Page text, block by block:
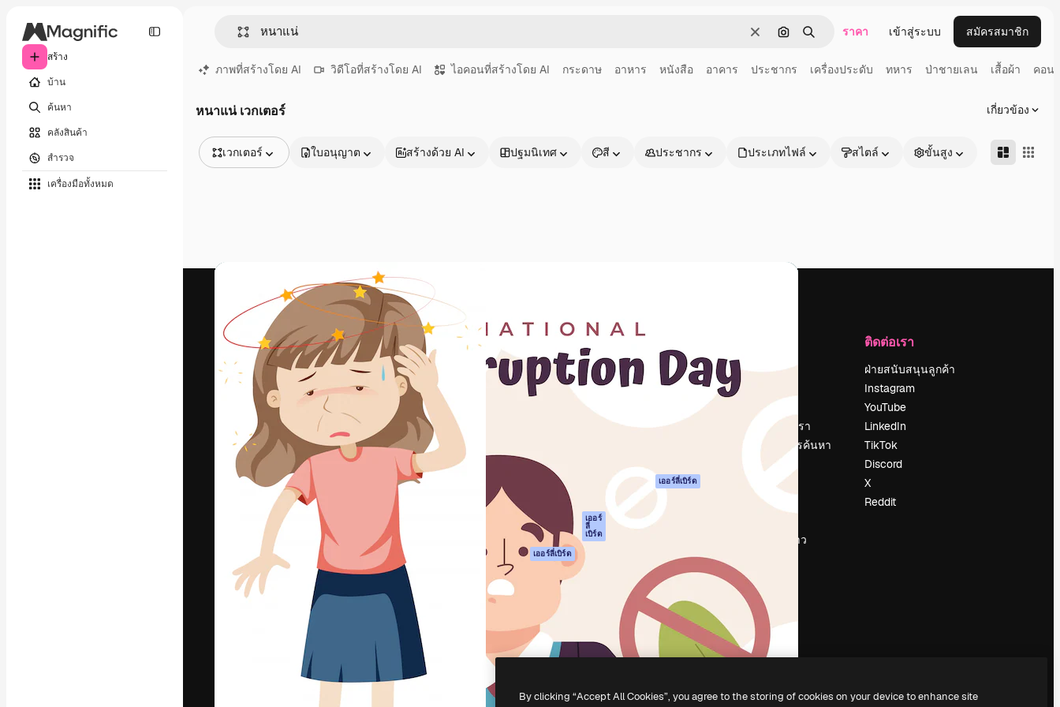
สร้าง
บ้าน
ค้นหา
คลังสินค้า
สำรวจ
เครื่องมือทั้งหมด
ชัดเจนค้นหาตามรูปภาพ
ค้นหา ราคา เข้าสู่ระบบ สมัครสมาชิก
ภาพที่สร้างโดย AI วิดีโอที่สร้างโดย AI ไอคอนที่สร้างโดย AI กระดาษ อาหาร หนังสือ อาคาร ประชากร เครื่องประดับ ทหาร ป่าชายเลน เสื้อผ้า คอน
หนาแน่ เวกเตอร์ เกี่ยวข้อง
เวกเตอร์
วิดีโอ
เทมเพลตวิดีโอ
ไอคอน
แบบจำลอง 3 มิติ
แบบอักษร
ใบอนุญาต สร้างด้วย AI ปฐมนิเทศ สี ประชากร ประเภทไฟล์ สไตล์ ขั้นสูง
แพลตฟอร์มสร้างสรรค์เพื่อผลักดันผลงานที่ดี
ที่สุดของคุณ ผู้ใช้งานกว่า 1 ล้านราย
ครอบคลุมทั้งครีเอทีฟ, บริษัท, เอเจนซี และสตูดิ
โอ
ภาษาไทย
ผลิตภัณฑ์
Spaces
ผู้ช่วย AI
ด้วย AI
เครื่องกำเนิดเสียง AI
สต็อกเนื้อหา
MCP สำหรับ
Claude/ChatGPT
เออร์
ลี่
เบิร์ด
Agents เออร์ลี่เบิร์ด
เอพีไอ
แอปมือถือ
เครื่องมือ Magnific
ทั้งหมด
เริ่มต้นใช้งาน
Academy
เอกสาร
เงื่อนไขการใช้งาน
ต้นฉบับ
เออร์ลี่เบิร์ด
นโยบายคุกกี้
ศูนย์ความน่าเชื่อถือ
ราคา
ร่วมงานกับเรา
แนวโน้มการค้นหา
บล็อก
กิจกรรม
Slidesgo
ห้องแถลงข่าว
magnific.ai
ติดต่อเรา
ฝ่ายสนับสนุนลูกค้า
Instagram
YouTube
LinkedIn
TikTok
Discord
X
Reddit
Copyright © 2010- 2026Freepik Company S.L.U.
By clicking “Accept All Cookies”, you agree to the storing of cookies on your device to enhance site